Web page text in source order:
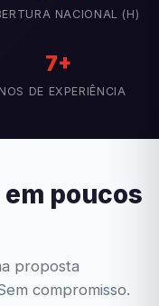
NACIONAL (H)
7+
DE EXPERIÊNCIA
poucos
proposta
compromisso.